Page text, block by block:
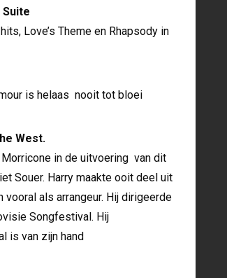
Love’s Theme en Rhapsody in
is helaas nooit tot bloei
West.
in de uitvoering van dit
Souer. Harry maakte ooit deel uit
als arrangeur. Hij dirigeerde
Songfestival. Hij
is van zijn hand